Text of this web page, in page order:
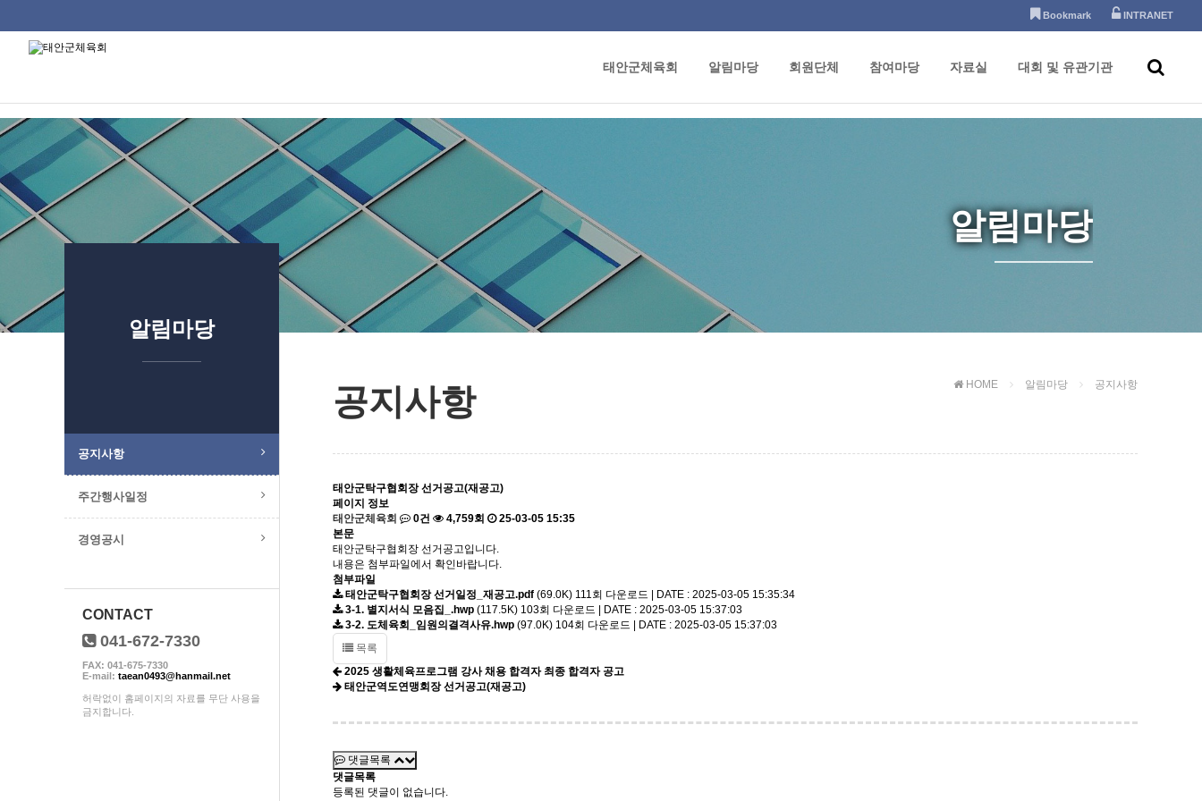
Bookmark INTRANET
태안군체육회 알림마당 회원단체 참여마당 자료실 대회 및 유관기관
알림마당
공지사항 HOME 알림마당 공지사항
태안군탁구협회장 선거공고(재공고)
페이지 정보
태안군체육회
0건 4,759회
25-03-05 15:35
본문
태안군탁구협회장 선거공고입니다.
내용은 첨부파일에서 확인바랍니다.
첨부파일
태안군탁구협회장 선거일정_재공고.pdf (69.0K) 111회 다운로드 | DATE : 2025-03-05 15:35:34
3-1. 별지서식 모음집_.hwp (117.5K) 103회 다운로드 | DATE : 2025-03-05 15:37:03
3-2. 도체육회_임원의결격사유.hwp (97.0K) 104회 다운로드 | DATE : 2025-03-05 15:37:03
목록
2025 생활체육프로그램 강사 채용 합격자 최종 합격자 공고
태안군역도연맹회장 선거공고(재공고)
댓글목록
댓글목록
등록된 댓글이 없습니다.
알림마당
공지사항
주간행사일정
경영공시
CONTACT
041-672-7330
FAX: 041-675-7330
E-mail: taean0493@hanmail.net
허락없이 홈페이지의 자료를 무단 사용을
금지합니다.